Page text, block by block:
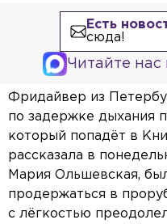
Есть
сюда!
Читайте нас
Фридайвер из
по задержке дыхания
который попадёт в
рассказала в
Мария Ольшевская,
продержаться в
с лёгкостью